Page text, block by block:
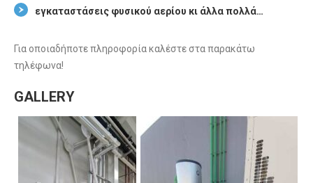
εγκαταστάσεις φυσικού αερίου κι άλλα πολλά…
Για οποιαδήποτε πληροφορία καλέστε στα παρακάτω
τηλέφωνα!
GALLERY